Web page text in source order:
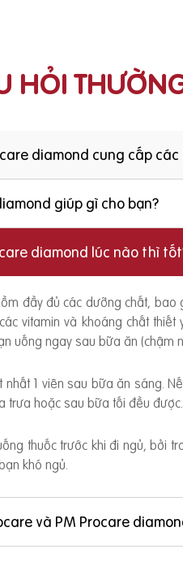
HỎI
diamond cung cấp
giúp gì cho bạn?
diamond lúc nào thì
đầy đủ các dưỡng chất, bao
vitamin và khoáng chất
uống ngay sau bữa ăn (chậm
nhất 1 viên sau bữa ăn sáng.
trưa hoặc sau bữa tối đều được.
thuốc trước khi đi ngủ, bởi
khó ngủ.
và PM Procare